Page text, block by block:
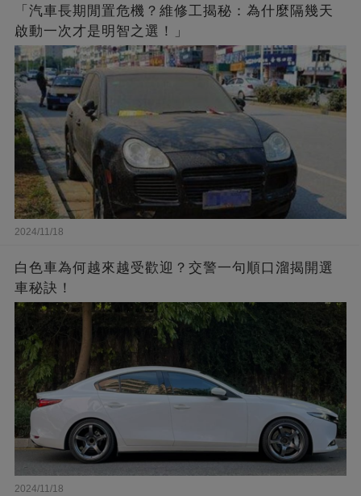
「汽車長期閒置危機？維修工揭秘：為什麼隔幾天
啟動一次才是明智之選！」
2024/11/18
白色車為何越來越受歡迎？交警一句順口溜揭開選
車秘訣！
2024/11/18